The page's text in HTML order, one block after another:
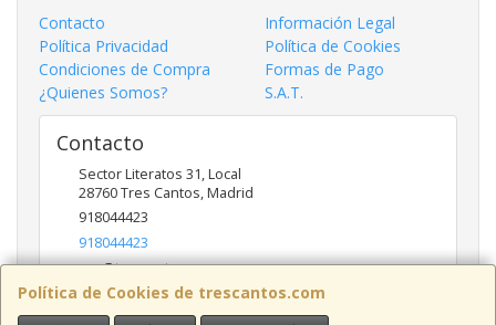
Política de Cookies de trescantos.com
Contacto
Información Legal
Política Privacidad
Política de Cookies
Condiciones de Compra
Formas de Pago
¿Quienes Somos?
S.A.T.
Contacto
Sector Literatos 31, Local
28760Tres Cantos,Madrid
918044423
918044423
ncs@trescantos.com